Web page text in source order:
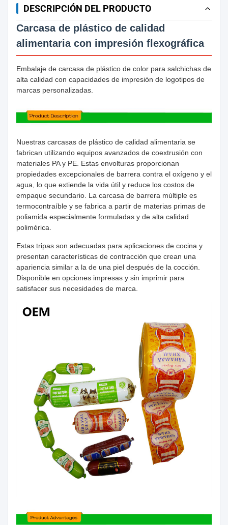
DESCRIPCIÓN DEL PRODUCTO
Carcasa de plástico de calidad
alimentaria con impresión flexográfica
Embalaje de carcasa de plástico de color para salchichas de
alta calidad con capacidades de impresión de logotipos de
marcas personalizadas.
Nuestras carcasas de plástico de calidad alimentaria se
fabrican utilizando equipos avanzados de coextrusión con
materiales PA y PE. Estas envolturas proporcionan
propiedades excepcionales de barrera contra el oxígeno y el
agua, lo que extiende la vida útil y reduce los costos de
empaque secundario. La carcasa de barrera múltiple es
termocontraíble y se fabrica a partir de materias primas de
poliamida especialmente formuladas y de alta calidad
polimérica.
Estas tripas son adecuadas para aplicaciones de cocina y
presentan características de contracción que crean una
apariencia similar a la de una piel después de la cocción.
Disponible en opciones impresas y sin imprimir para
satisfacer sus necesidades de marca.